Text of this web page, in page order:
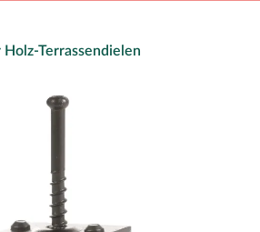
Terrassendielen